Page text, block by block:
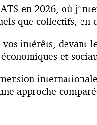
en 2026, où
que collectifs, en
intérêts, devant
et
approche